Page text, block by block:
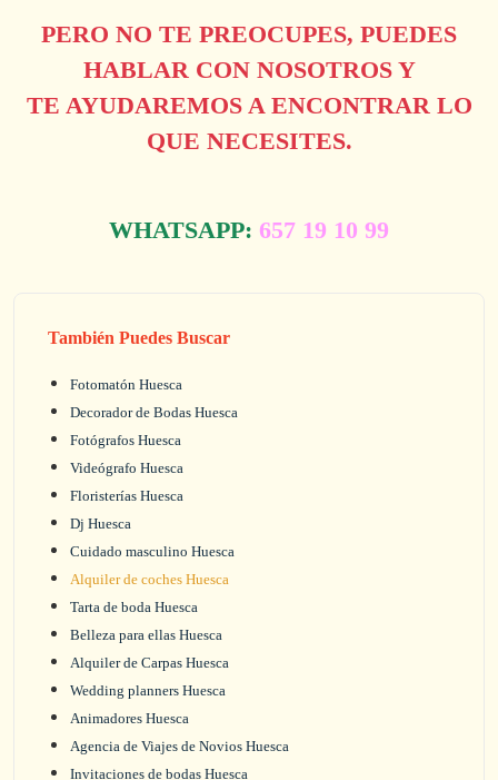
PERO NO TE PREOCUPES, PUEDES
HABLAR CON NOSOTROS Y
TE AYUDAREMOS A ENCONTRAR LO
QUE NECESITES.
WHATSAPP: 657 19 10 99
También Puedes Buscar
Fotomatón Huesca
Decorador de Bodas Huesca
Fotógrafos Huesca
Videógrafo Huesca
Floristerías Huesca
Dj Huesca
Cuidado masculino Huesca
Alquiler de coches Huesca
Tarta de boda Huesca
Belleza para ellas Huesca
Alquiler de Carpas Huesca
Wedding planners Huesca
Animadores Huesca
Agencia de Viajes de Novios Huesca
Invitaciones de bodas Huesca